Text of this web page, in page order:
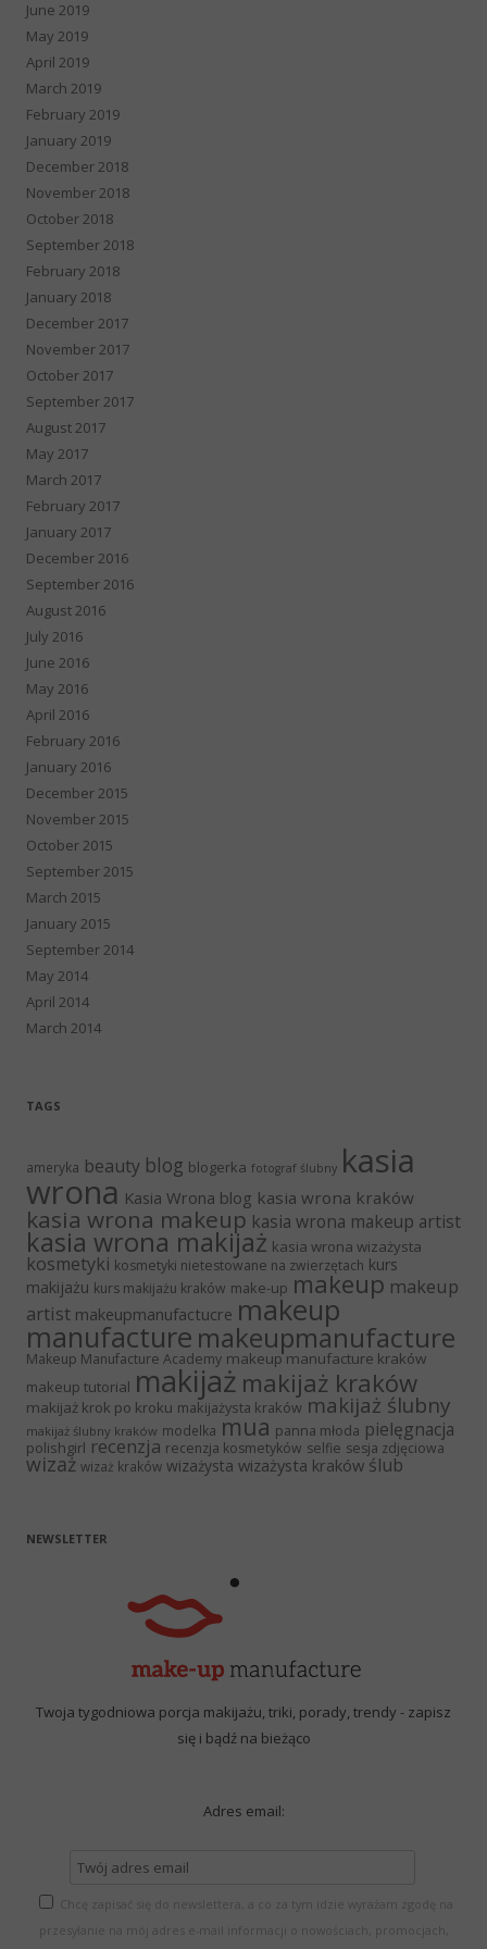
June 2019
May 2019
April 2019
March 2019
February 2019
January 2019
December 2018
November 2018
October 2018
September 2018
February 2018
January 2018
December 2017
November 2017
October 2017
September 2017
August 2017
May 2017
March 2017
February 2017
January 2017
December 2016
September 2016
August 2016
July 2016
June 2016
May 2016
April 2016
February 2016
January 2016
December 2015
November 2015
October 2015
September 2015
March 2015
January 2015
September 2014
May 2014
April 2014
March 2014
TAGS
ameryka beauty blog blogerka fotograf ślubny kasia
wrona Kasia Wrona blog kasia wrona kraków
kasia wrona makeup kasia wrona makeup artist
kasia wrona makijaż kasia wrona wizażysta
kosmetyki kosmetyki nietestowane na zwierzętach kurs
makijażu kurs makijażu kraków make-up makeup makeup
artist makeupmanufactucre makeup
manufacture makeupmanufacture
Makeup Manufacture Academy makeup manufacture kraków
makeup tutorial makijaż makijaż kraków
makijaż krok po kroku makijażysta kraków makijaż ślubny
makijaż ślubny kraków modelka mua panna młoda pielęgnacja
polishgirl recenzja recenzja kosmetyków selfie sesja zdjęciowa
wizaż wizaż kraków wizażysta wizażysta kraków ślub
NEWSLETTER
Twoja tygodniowa porcja makijażu, triki, porady, trendy - zapisz
się i bądź na bieżąco
Adres email:
Chcę zapisać się do newslettera, a co za tym idzie wyrażam zgodę na
przesyłanie na mój adres e-mail informacji o nowościach, promocjach,